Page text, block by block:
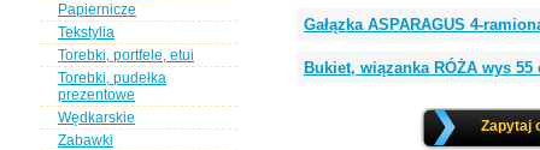
Papiernicze
Tekstylia
Torebki, portfele, etui
Torebki, pudełka
prezentowe
Wędkarskie
Zabawki
Gałązka ASPARAGUS 4-
Bukiet, wiązanka RÓŻA wys
Zapytaj